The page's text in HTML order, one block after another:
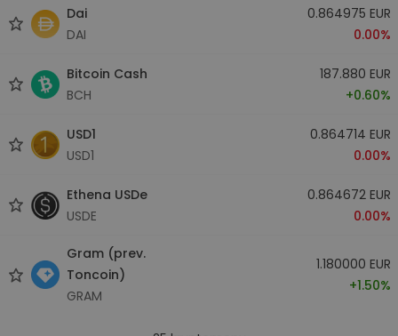
Dai
DAI
0.864975 EUR
0.00%
Bitcoin Cash
BCH
187.880 EUR
+0.60%
USD1
USD1
0.864714 EUR
0.00%
Ethena USDe
USDE
0.864672 EUR
0.00%
Gram (prev.
Toncoin)
GRAM
1.180000 EUR
+1.50%